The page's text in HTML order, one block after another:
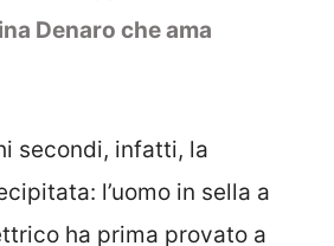
Denaro che ama
secondi, infatti, la
l’uomo in sella a
ha prima provato a